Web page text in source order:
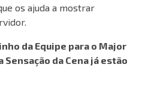
os ajuda a mostrar
da Equipe para o Major
Sensação da Cena já estão